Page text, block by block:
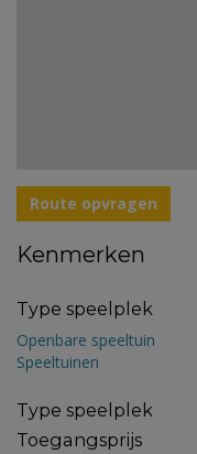
Route opvragen
Kenmerken
Type speelplek
Openbare speeltuin
Speeltuinen
Type speelplek
Toegangsprijs